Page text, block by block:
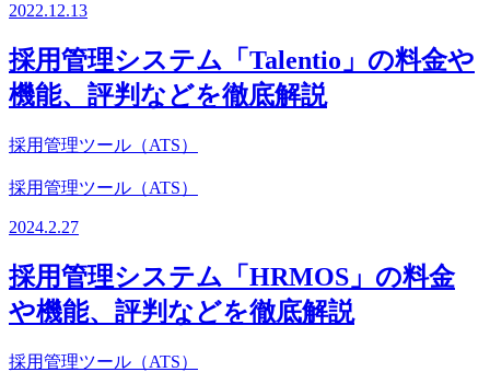
2022.12.13
採用管理システム「Talentio」の料金や
機能、評判などを徹底解説
採用管理ツール（ATS）
採用管理ツール（ATS）
2024.2.27
採用管理システム「HRMOS」の料金
や機能、評判などを徹底解説
採用管理ツール（ATS）